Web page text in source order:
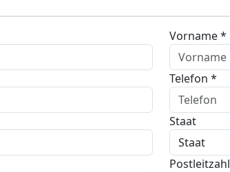
Vorname *
Telefon *
Staat
Postleitzahl